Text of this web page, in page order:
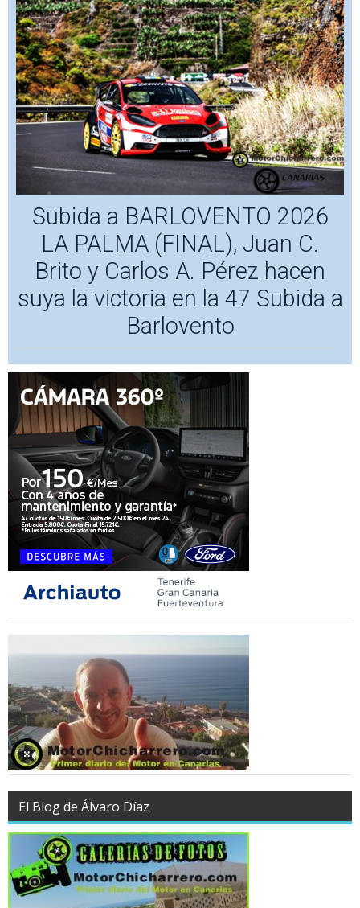
Subida a BARLOVENTO 2026
LA PALMA (FINAL), Juan C.
Brito y Carlos A. Pérez hacen
suya la victoria en la 47 Subida a
Barlovento
El Blog de Álvaro Díaz